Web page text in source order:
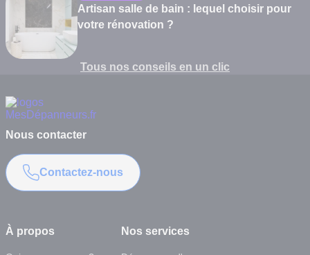
Artisan salle de bain : lequel choisir pour
votre rénovation ?
Tous nos conseils en un clic
À propos Nos services
Nous contacter
Contactez-nous